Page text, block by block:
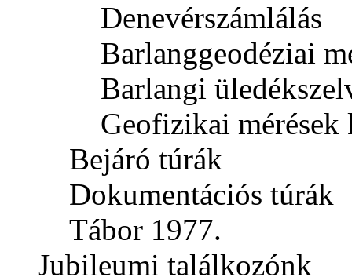
Denevérszámlálás
Barlanggeodéziai
Barlangi
Geofizikai mérések
Bejáró túrák
Dokumentációs túrák
Tábor 1977.
Jubileumi találkozónk